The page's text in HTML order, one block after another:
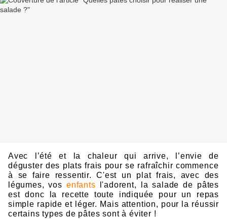
Avec l’été et la chaleur qui arrive, l’envie de
déguster des platsfrais pour se rafraîchir commence
à se faire ressentir. C'est un plat frais, avec des
légumes, vos enfants l'adorent, la sal ade de pâtes
estdonc la recette toute ind iquée pour un repas
simp le rapide et léger. Mais attention, pour la réussir
certains typesde pâtessont à éviter !